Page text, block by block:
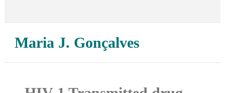
Maria J. Gonçalves